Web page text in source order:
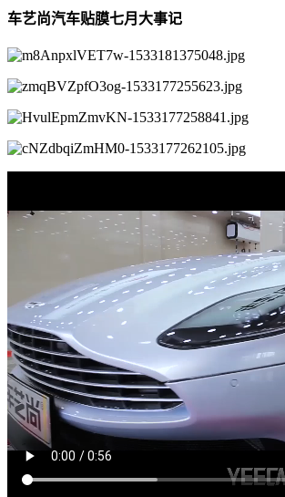
车艺尚汽车贴膜七月大事记